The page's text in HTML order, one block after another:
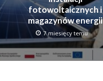
fotowoltaicznych i
magazynów energii
7 miesięcy temu